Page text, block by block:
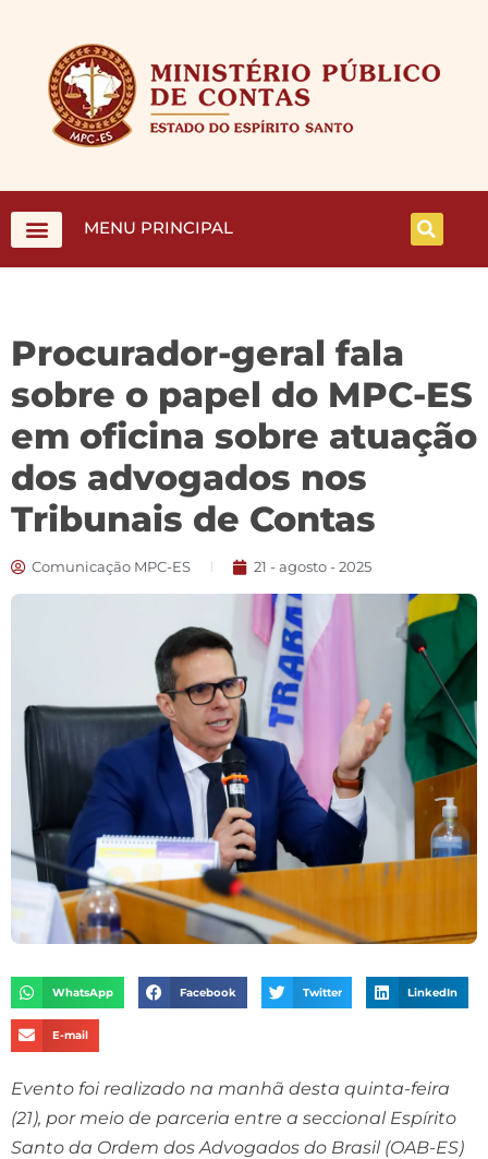
MENU PRINCIPAL
Procurador-geral fala
sobre o papel do MPC-ES
em oficina sobre atuação
dos advogados nos
Tribunais de Contas
Comunicação MPC-ES 21 - agosto - 2025
WhatsApp Facebook Twitter LinkedIn
E-mail
Evento foi realizado na manhã desta quinta-feira
(21), por meio de parceria entre a seccional Espírito
Santo da Ordem dos Advogados do Brasil (OAB-ES)